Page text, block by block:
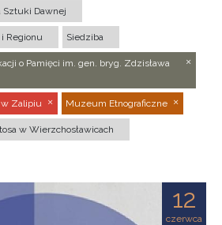
Sztuki Dawnej
Regionu Siedziba
o Pamięci im. gen. bryg. Zdzisława
w Zalipiu Muzeum Etnograficzne
w Wierzchosławicach
12
czerwca